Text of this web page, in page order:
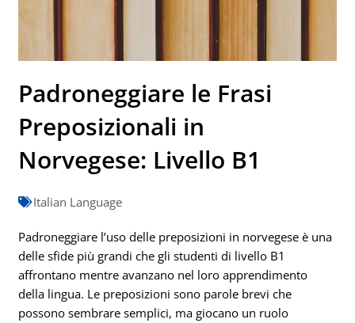
Padroneggiare le Frasi
Preposizionali in
Norvegese: Livello B1
Italian Language
Padroneggiare l’uso delle preposizioni in norvegese è una
delle sfide più grandi che gli studenti di livello B1
affrontano mentre avanzano nel loro apprendimento
della lingua. Le preposizioni sono parole brevi che
possono sembrare semplici, ma giocano un ruolo